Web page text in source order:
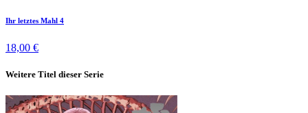
Ihr letztes Mahl 4
18,00 €
Weitere Titel dieser Serie